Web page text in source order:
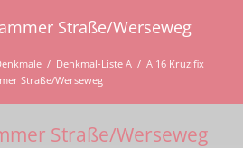
Straße/Werseweg
Denkmal-Liste A
A 16 Kruzifix
Straße/Werseweg
Straße/Werseweg